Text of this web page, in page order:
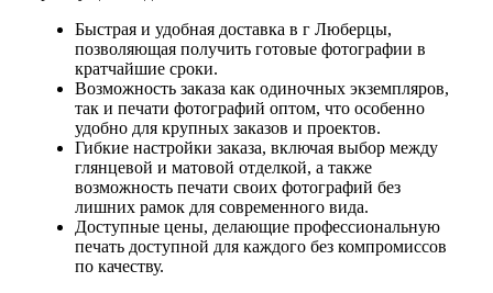
Быстрая и удобная доставка в г Люберцы,
позволяющая получить готовые фотографии в
кратчайшие сроки.
Возможность заказа как одиночных экземпляров,
так и печати фотографий оптом, что особенно
удобно для крупных заказов и проектов.
Гибкие настройки заказа, включая выбор между
глянцевой и матовой отделкой, а также
возможность печати своих фотографий без
лишних рамок для современного вида.
Доступные цены, делающие профессиональную
печать доступной для каждого без компромиссов
по качеству.